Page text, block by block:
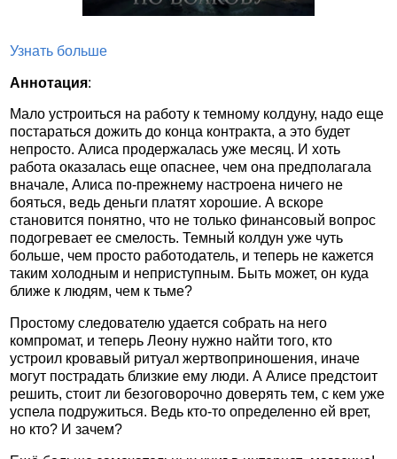
Узнать больше
Аннотация:
Мало устроиться на работу к темному колдуну, надо еще
постараться дожить до конца контракта, а это будет
непросто. Алиса продержалась уже месяц. И хоть
работа оказалась еще опаснее, чем она предполагала
вначале, Алиса по-прежнему настроена ничего не
бояться, ведь деньги платят хорошие. А вскоре
становится понятно, что не только финансовый вопрос
подогревает ее смелость. Темный колдун уже чуть
больше, чем просто работодатель, и теперь не кажется
таким холодным и неприступным. Быть может, он куда
ближе к людям, чем к тьме?
Простому следователю удается собрать на него
компромат, и теперь Леону нужно найти того, кто
устроил кровавый ритуал жертвоприношения, иначе
могут пострадать близкие ему люди. А Алисе предстоит
решить, стоит ли безоговорочно доверять тем, с кем уже
успела подружиться. Ведь кто-то определенно ей врет,
но кто? И зачем?